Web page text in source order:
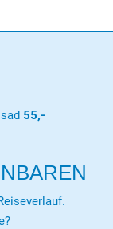
55,-